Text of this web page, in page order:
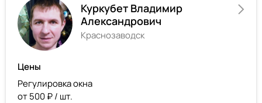
Куркубет Владимир
Александрович
Краснозаводск
Цены
Регулировка окна
от 500 ₽ / шт.